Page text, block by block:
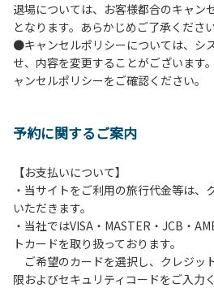
者間でのトラブルで生じた損害に対
いかねます。
11.施設の利用については管理人の指
わない場合は退場していただき、今
合があります。
退場については、お客様都合のキャン
となります。あらかじめご了承ください
●キャンセルポリシーについては、シ
せ、内容を変更することがございます
ャンセルポリシーをご確認ください。
予約に関するご案内
【お支払いについて】
・当サイトをご利用の旅行代金等は、
いただきます。
・当社ではVISA・MASTER・JCB・
トカードを取り扱っております。
ご希望のカードを選択し、クレジッ
限およびセキュリティコードをご入力